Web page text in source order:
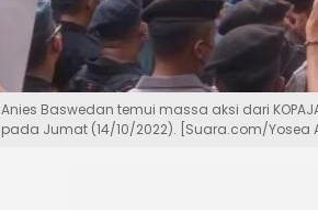
Anies Baswedan temui massa aksi dari
pada Jumat (14/10/2022). [Suara.com/Yosea